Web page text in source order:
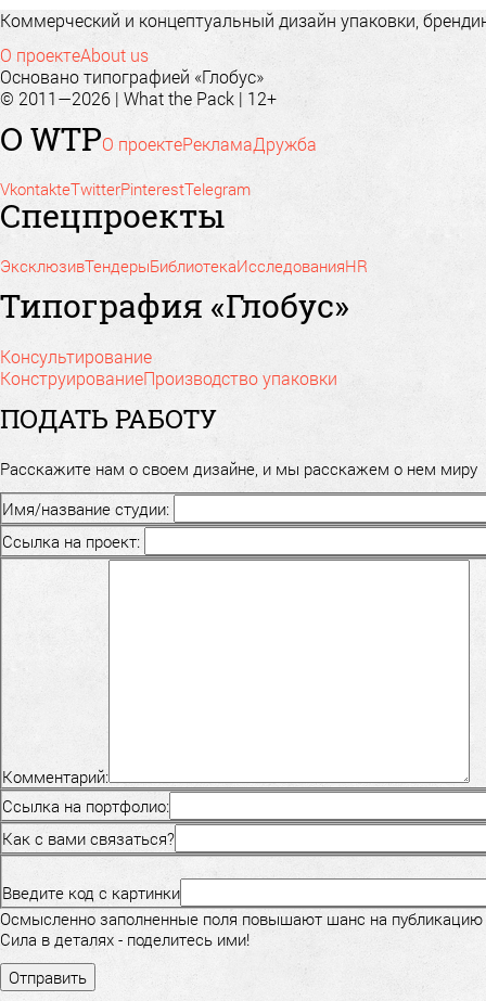
Коммерческий и концептуальный дизайн упаковки,
О проектеAbout us
Основано типографией «Глобус»
© 2011—2026 | What the Pack | 12+
О WTPО проектеРекламаДружба
VkontakteTwitterPinterestTelegram
Спецпроекты
ЭксклюзивТендерыБиблиотекаИсследованияHR
Типография «Глобус»
Консультирование
КонструированиеПроизводство упаковки
ПОДАТЬ РАБОТУ
Расскажите нам о своем дизайне, и мы расскажем о нем миру
Имя/название студии:
Ссылка на проект:
Комментарий:
Ссылка на портфолио:
Как с вами связаться?
Введите код с картинки
Осмысленно заполненные поля повышают шанс на публикацию
Сила в деталях - поделитесь ими!